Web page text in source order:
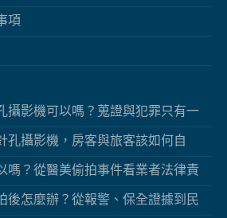
項
攝影機可以嗎？蒐證與犯罪只有一
孔攝影機，房客與旅客該如何自
嗎？從醫美偷拍事件看業者法律責
後怎麼辦？從報警、保全證據到民